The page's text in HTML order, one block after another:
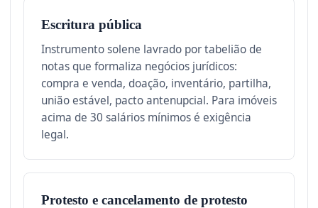
Escritura pública
Instrumento solene lavrado por tabelião de
notas que formaliza negócios jurídicos:
compra e venda, doação, inventário, partilha,
união estável, pacto antenupcial. Para imóveis
acima de 30 salários mínimos é exigência
legal.
Protesto e cancelamento de protesto